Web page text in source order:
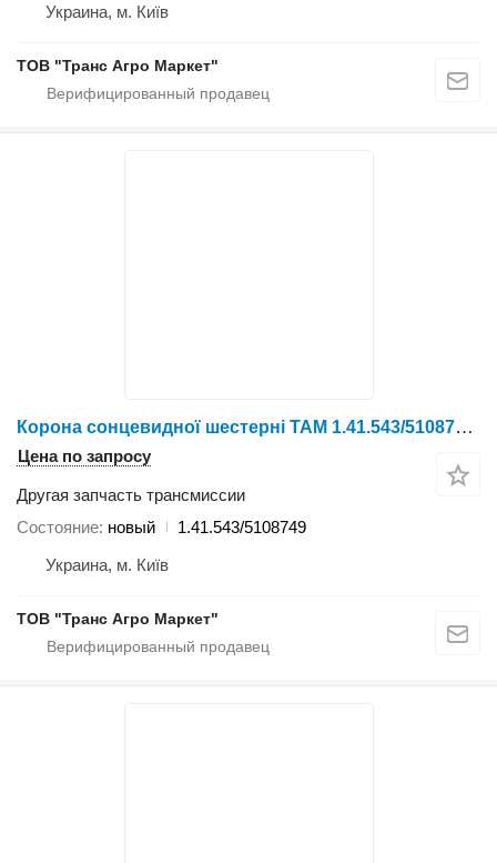
Украина, м. Київ
ТОВ "Транс Агро Маркет"
Корона сонцевидної шестерні TAM 1.41.543/5108749 для трактора колесного YTO NLX1024/NLX1054/X1204/NLX1304/NLX1404
Цена по запросу
Другая запчасть трансмиссии
Состояние новый
1.41.543/5108749
Украина, м. Київ
ТОВ "Транс Агро Маркет"